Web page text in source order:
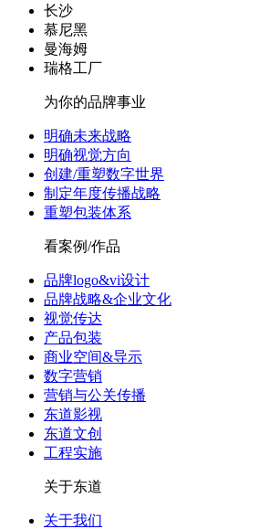
长沙
慕尼黑
曼海姆
瑞格工厂
为你的品牌事业
明确未来战略
明确视觉方向
创建/重塑数字世界
制定年度传播战略
重塑包装体系
看案例/作品
品牌logo&vi设计
品牌战略&企业文化
视觉传达
产品包装
商业空间&导示
数字营销
营销与公关传播
东道影视
东道文创
工程实施
关于东道
关于我们